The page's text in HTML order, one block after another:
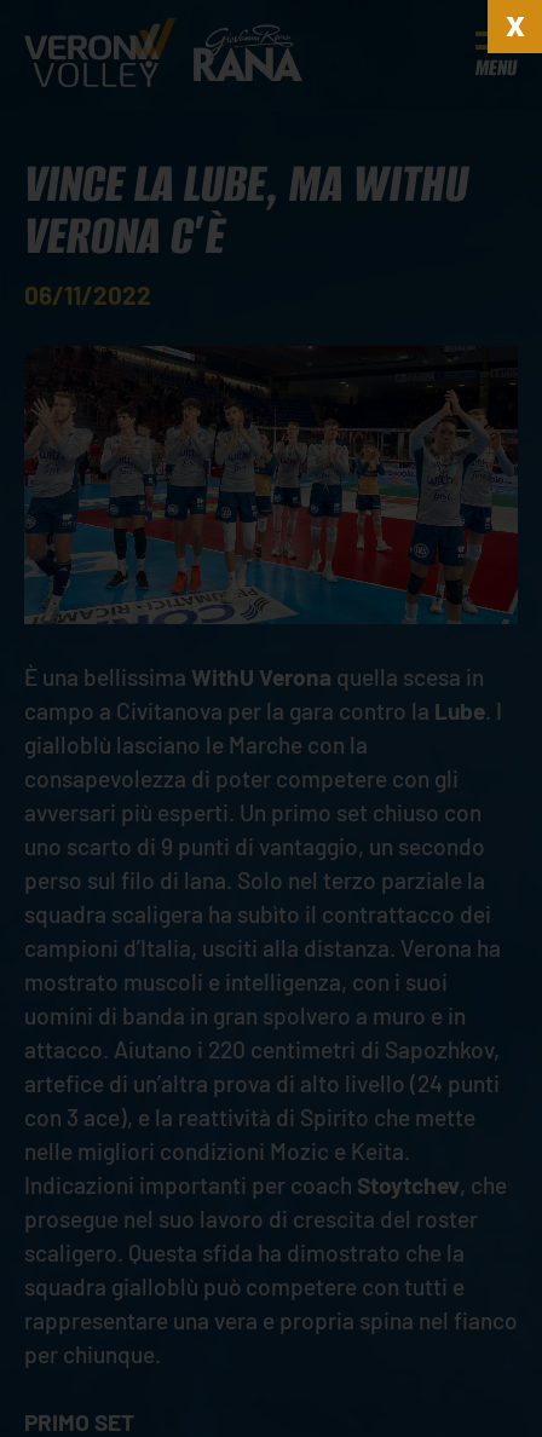
MENU
VINCE LA LUBE, MA WITHU
VERONA C’È
06/11/2022
È una bellissima WithU Verona quella scesa in
campo a Civitanova per la gara contro la Lube . I
gialloblù lasciano le Marche con la
consapevolezza di poter competere con gli
avversari più esperti. Un primo set chiuso con
uno scarto di 9 punti di vantaggio, un secondo
perso sul filo di lana. Solo nel terzo parziale la
squadra scaligera ha subìto il contrattacco dei
campioni d’Italia, usciti alla distanza. Verona ha
mostrato muscoli e intelligenza, con i suoi
uomini di banda in gran spolvero a muro e in
attacco. Aiutano i 220 centimetri di Sapozhkov,
artefice di un’altra prova di alto livello (24 punti
con 3 ace), e la reattività di Spirito che mette
nelle migliori condizioni Mozic e Keita.
Indicazioni importanti per coach Stoytchev, che
prosegue nel suo lavoro di crescita del roster
scaligero. Questa sfida ha dimostrato che la
squadra gialloblù può competere con tutti e
rappresentare una vera e propria spina nel fianco
per chiunque.
PRIMO SET